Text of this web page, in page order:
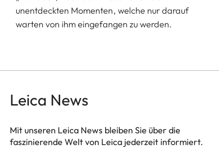
unentdeckten Momenten, welche nur darauf
warten von ihm eingefangen zu werden.
Leica News
Mit unseren Leica News bleiben Sie über die
faszinierende Welt von Leica jederzeit informiert.